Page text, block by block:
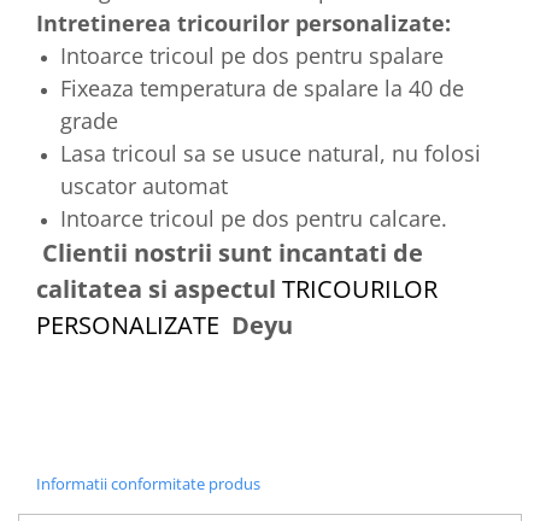
Intretinerea tricourilor personalizate:
Intoarce tricoul pe dos pentru spalare
Fixeaza temperatura de spalare la 40 de
grade
Lasa tricoul sa se usuce natural, nu folosi
uscator automat
Intoarce tricoul pe dos pentru calcare.
Clientii nostrii sunt incantati de
calitatea si aspectul TRICOURILOR
PERSONALIZATE Deyu
Informatii conformitate produs